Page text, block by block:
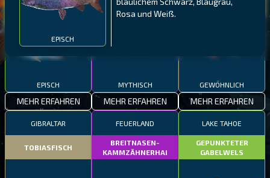
EPISCH
Rosa und Weiß.
SCHABEMUND-
BUNTBARSCH
EPISCH
MEHR ERFAHREN
ATLANTISCHER LENG
MYTHISCH
MEHR ERFAHREN
SCHWEINSLIPPFISCH
GEWÖHNLICH
MEHR ERFAHREN
GIBRALTAR
TOBIASFISCH
FEUERLAND
BREITNASEN-
KAMMZÄHNERHAI
LAKE TAHOE
GEPUNKTETER
GABELWELS